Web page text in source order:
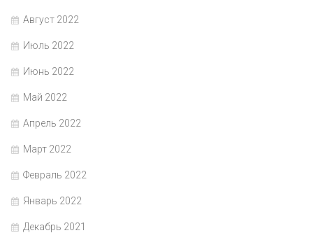
Август 2022
Июль 2022
Июнь 2022
Май 2022
Апрель 2022
Март 2022
Февраль 2022
Январь 2022
Декабрь 2021